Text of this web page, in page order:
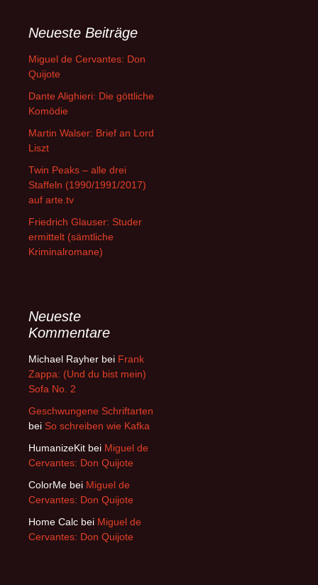
Neueste Beiträge
Miguel de Cervantes: Don
Quijote
Dante Alighieri: Die göttliche
Komödie
Martin Walser: Brief an Lord
Liszt
Twin Peaks – alle drei
Staffeln (1990/1991/2017)
auf arte.tv
Friedrich Glauser: Studer
ermittelt (sämtliche
Kriminalromane)
Neueste
Kommentare
Michael Rayher bei Frank
Zappa: (Und du bist mein)
Sofa No. 2
Geschwungene Schriftarten
bei So schreiben wie Kafka
HumanizeKit bei Miguel de
Cervantes: Don Quijote
ColorMe bei Miguel de
Cervantes: Don Quijote
Home Calc bei Miguel de
Cervantes: Don Quijote